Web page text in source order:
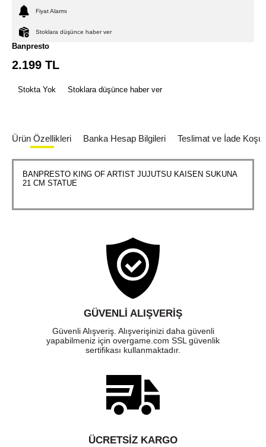
Fiyat Alarmı
Stoklara düşünce haber ver
Banpresto
2.199 TL
Stokta Yok Stoklara düşünce haber ver
Ürün Özellikleri Banka Hesap Bilgileri Teslimat ve İade
BANPRESTO KING OF ARTIST JUJUTSU KAISEN SUKUNA
21 CM STATUE
GÜVENLI ALIŞVERIŞ
Güvenli Alışveriş. Alışverişinizi daha güvenli
yapabilmeniz için overgame.com SSL güvenlik
sertifikası kullanmaktadır.
ÜCRETSIZ KARGO